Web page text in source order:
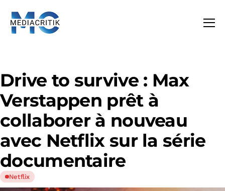
Drive to survive : Max
Verstappen prêt à
collaborer à nouveau
avec Netflix sur la série
documentaire
Netflix